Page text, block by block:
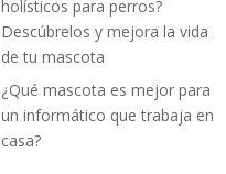
holísticos para perros?
Descúbrelos y mejora la vida
de tu mascota
¿Qué mascota es mejor para
un informático que trabaja en
casa?